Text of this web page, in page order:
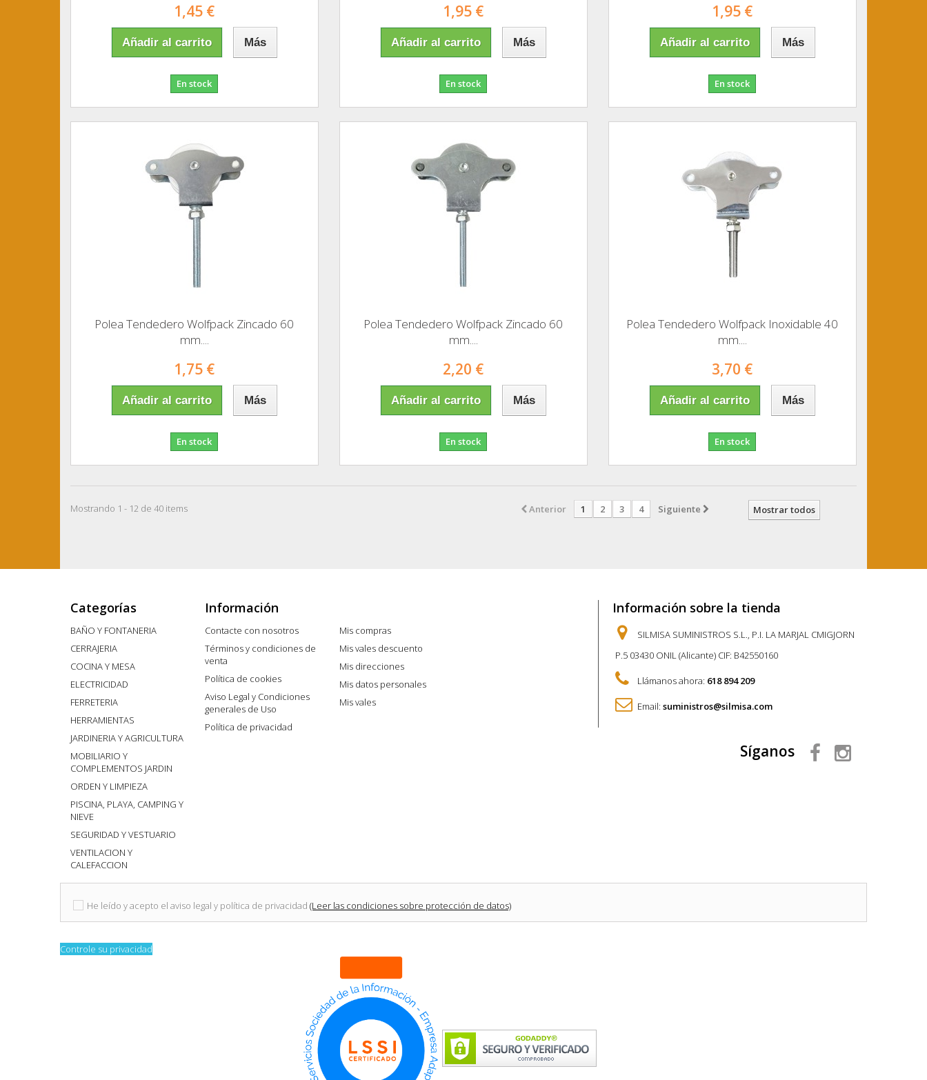
1,45 €
Añadir al carrito Más
En stock
1,95 €
Añadir al carrito Más
En stock
1,95 €
Añadir al carrito Más
En stock
Polea Tendedero Wolfpack Zincado 60
mm....
1,75 €
Añadir al carrito Más
En stock
Polea Tendedero Wolfpack Zincado 60
mm....
2,20 €
Añadir al carrito Más
En stock
Polea Tendedero Wolfpack Inoxidable 40
mm....
3,70 €
Añadir al carrito Más
En stock
Mostrar todos
Anterior 1 2 3 4 Siguiente
Mostrando 1 - 12 de 40 items
Categorías
BAÑO Y FONTANERIA
CERRAJERIA
COCINA Y MESA
ELECTRICIDAD
FERRETERIA
HERRAMIENTAS
JARDINERIA Y AGRICULTURA
MOBILIARIO Y
COMPLEMENTOS JARDIN
ORDEN Y LIMPIEZA
PISCINA, PLAYA, CAMPING Y
NIEVE
SEGURIDAD Y VESTUARIO
VENTILACION Y
CALEFACCION
Información
Contacte con nosotros
Términos y condiciones de
venta
Política de cookies
Aviso Legal y Condiciones
generales de Uso
Política de privacidad
Mis compras
Mis vales descuento
Mis direcciones
Mis datos personales
Mis vales
Información sobre la tienda
SILMISA SUMINISTROS S.L., P.I. LA MARJAL CMIGJORN
P.5 03430 ONIL (Alicante) CIF: B42550160
Llámanos ahora: 618 894 209
Email: suministros@silmisa.com
Síganos
He leído y acepto el aviso legal y política de privacidad (Leer las condiciones sobre protección de datos)
Controle su privacidad